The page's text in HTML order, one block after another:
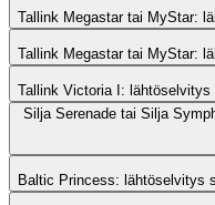
Tallink Megastar tai MyStar:
Tallink Megastar tai MyStar:
Tallink Victoria I: lähtöselvitys
Silja Serenade tai Silja
Baltic Princess: lähtöselvitys